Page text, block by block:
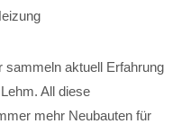
sammeln aktuell Erfahrung
All diese
mehr Neubauten für